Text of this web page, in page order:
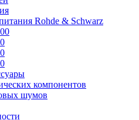
Rohde & Schwarz
компонентов
шумов